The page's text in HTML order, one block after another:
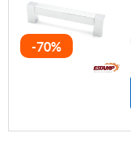
-70%